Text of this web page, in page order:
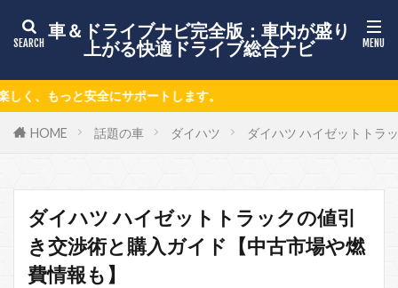
車＆ドライブナビ完全版：車内が盛り
上がる快適ドライブ総合ナビ
。
HOME 話題の車 ダイハツ ダイハツ ハイゼットトラ
ダイハツ ハイゼットトラックの値引
き交渉術と購入ガイド【中古市場や燃
費情報も】